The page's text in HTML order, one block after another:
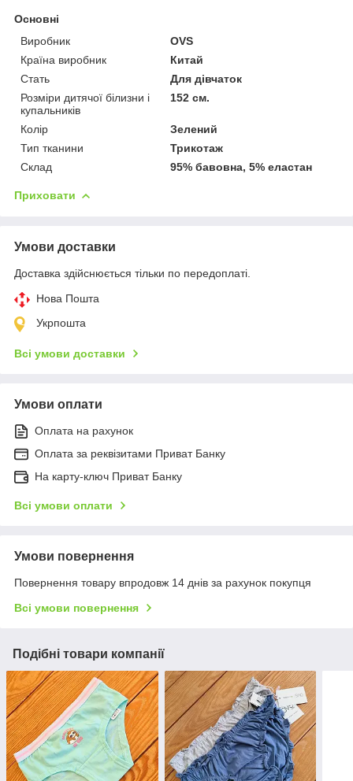
Основні
Виробник
OVS
Країна виробник
Китай
Стать
Для дівчаток
Розміри дитячої білизни і
купальників
152 см.
Колір
Зелений
Тип тканини
Трикотаж
Склад
95% бавовна, 5% еластан
Приховати
Умови доставки
Доставка здійснюється тільки по передоплаті.
Нова Пошта
Укрпошта
Всі умови доставки
Умови оплати
Оплата на рахунок
Оплата за реквізитами Приват Банку
На карту-ключ Приват Банку
Всі умови оплати
Умови повернення
Повернення товару впродовж 14 днів за рахунок покупця
Всі умови повернення
Подібні товари компанії